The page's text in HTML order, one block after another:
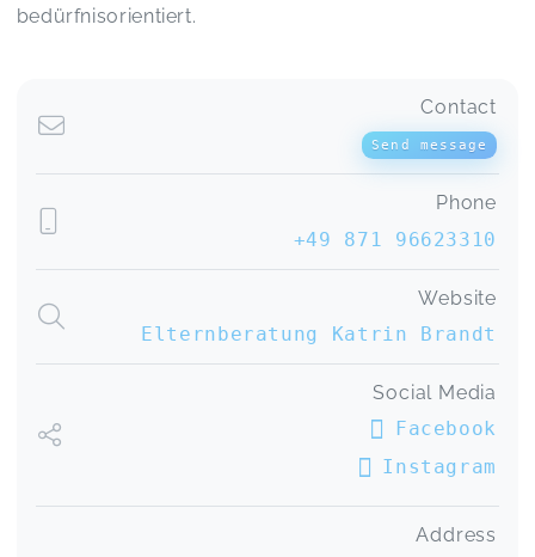
bedürfnisorientiert.
Contact
Send message
Phone
+49 871 96623310
Website
Elternberatung Katrin Brandt
Social Media
Facebook
Instagram
Address